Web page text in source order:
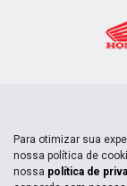
Mapa do site
Para otimizar sua
nossa política de
nossa política de